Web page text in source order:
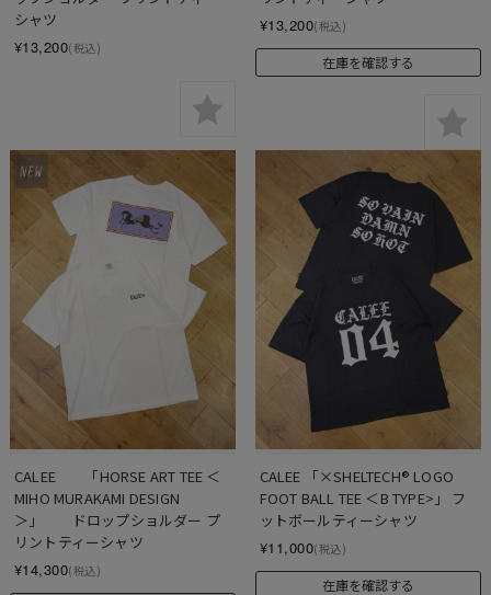
シャツ
¥13,200(税込)
¥13,200(税込)
在庫を確認する
CALEE　　「HORSE ART TEE ＜
MIHO MURAKAMI DESIGN
＞」　　ドロップショルダー プ
リントティーシャツ
¥14,300(税込)
CALEE 「×SHELTECH®︎ LOGO
FOOT BALL TEE ＜B TYPE>」 フ
ットボールティーシャツ
¥11,000(税込)
在庫を確認する